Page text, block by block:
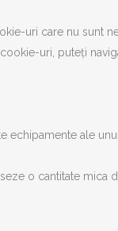
uri care nu sunt
uri, puteți
echipamente ale
o cantitate mica